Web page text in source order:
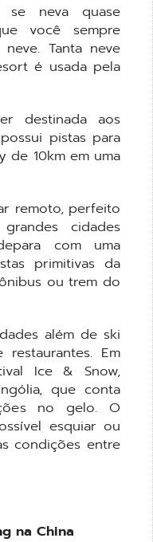
se neva quase
você sempre
Tanta neve
é usada pela
destinada aos
pistas para
de 10km em uma
remoto, perfeito
cidades
com uma
primitivas da
ou trem do
além de ski
Em
Ice & Snow,
que conta
no gelo. O
esquiar ou
condições entre
na China